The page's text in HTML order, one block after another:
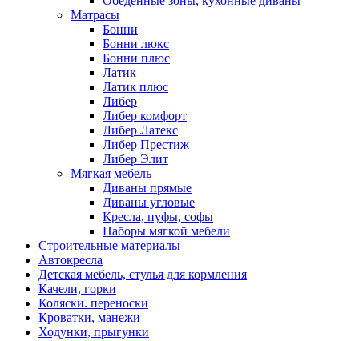
Матрасы
Бонни
Бонни люкс
Бонни плюс
Латик
Латик плюс
Либер
Либер комфорт
Либер Латекс
Либер Престиж
Либер Элит
Мягкая мебель
Диваны прямые
Диваны угловые
Кресла, пуфы, софы
Наборы мягкой мебели
Строительные материалы
Автокресла
Детская мебель, стулья для кормления
Качели, горки
Коляски. переноски
Кроватки, манежи
Ходунки, прыгунки